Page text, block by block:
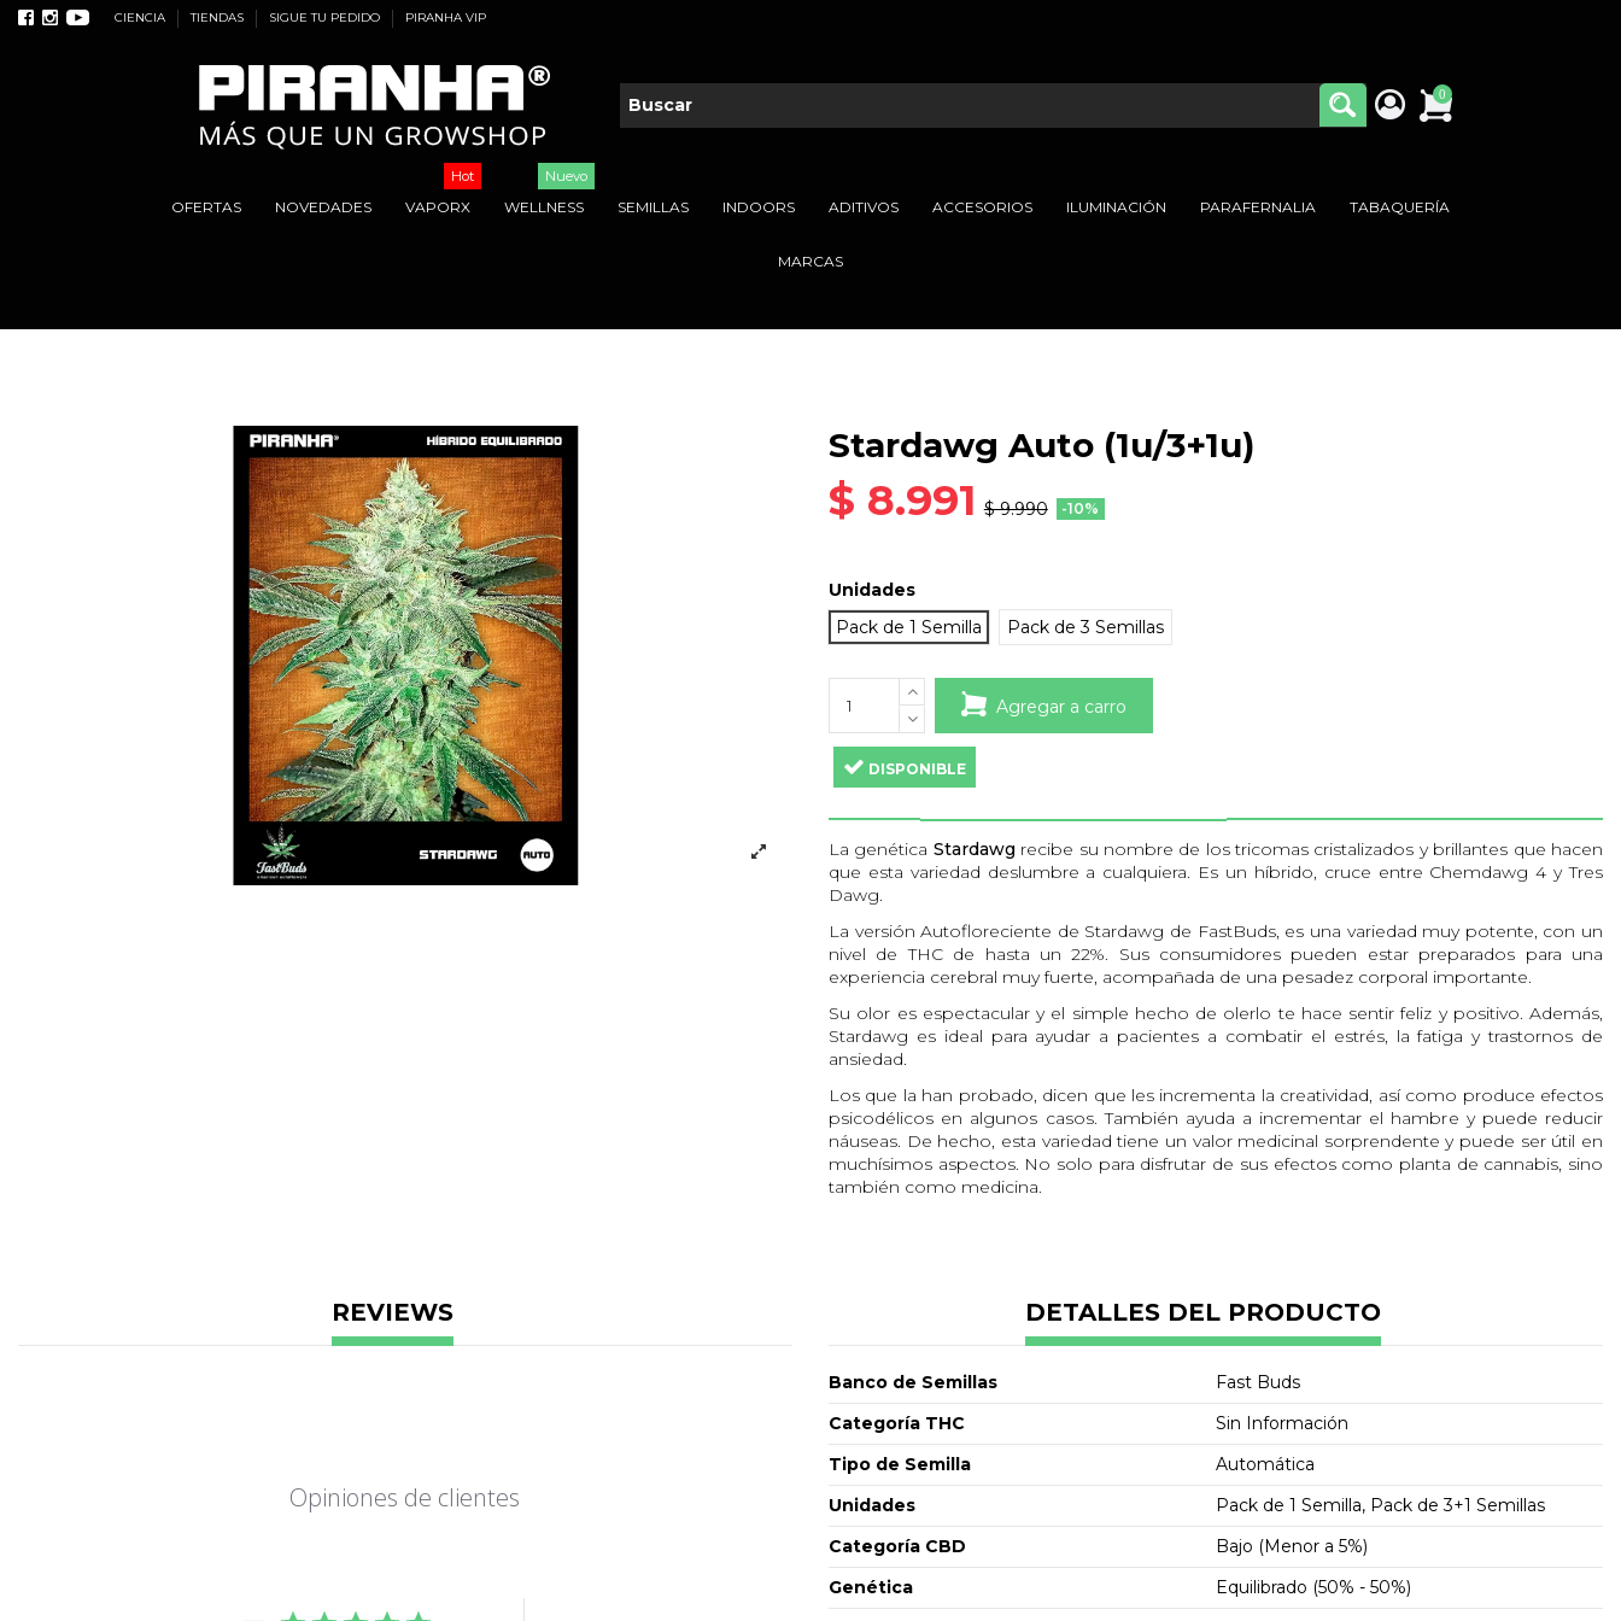
CIENCIA TIENDAS SIGUE TU PEDIDO PIRANHA VIP
0
OFERTAS NOVEDADES VAPORX
Hot
WELLNESS
Nuevo
SEMILLAS INDOORS ADITIVOS ACCESORIOS ILUMINACIÓN PARAFERNALIA TABAQUERÍA
MARCAS
Stardawg Auto (1u/3+1u)
$ 8.991 $ 9.990 -10%
Unidades
Pack de 1 Semilla
Pack de 3 Semillas
Agregar a carro
DISPONIBLE
La genética Stardawg recibe su nombre de los tricomas cristalizados y brillantes que hacen
que esta variedad deslumbre a cualquiera. Es un híbrido, cruce entre Chemdawg 4 y Tres
Dawg.
La versión Autofloreciente de Stardawg de FastBuds, es una variedad muy potente, con un
nivel de THC de hasta un 22%. Sus consumidores pueden estar preparados para una
experiencia cerebral muy fuerte, acompañada de una pesadez corporal importante.
Su olor es espectacular y el simple hecho de olerlo te hace sentir feliz y positivo. Además,
Stardawg es ideal para ayudar a pacientes a combatir el estrés, la fatiga y trastornos de
ansiedad.
Los que la han probado, dicen que les incrementa la creatividad, así como produce efectos
psicodélicos en algunos casos. También ayuda a incrementar el hambre y puede reducir
náuseas. De hecho, esta variedad tiene un valor medicinal sorprendente y puede ser útil en
muchísimos aspectos. No solo para disfrutar de sus efectos como planta de cannabis, sino
también como medicina.
Esta variedad es conocida por mostrar todos sus efectos en los primeros 5 minutos de
haberla consumido. Estos efectos suelen reflejarse en todo tu ser: mente y cuerpo.
tu cuerpo. Incrementa la creatividad, así como produce efectos psicodélicos en algunos
Vas a necesitar unos minutos antes de poder ponerte de pie después de haberla probado,
ya que puede ser que tus piernas estén temblando!!
Crecimiento
Esta variedad no tiene gran misterio a la hora de cultivarla. Es simple, pero te sorprenderá
con su alto crecimiento. A medida que esta planta va creciendo, podrás observar cogollos
de un color verde clarito que parecen estar cubiertos de cristales brillantes y “pelos”
anaranjados.
REVIEWS
Opiniones de clientes
DETALLES DEL PRODUCTO
Banco de Semillas
Fast Buds
Categoría THC
Sin Información
Tipo de Semilla
Automática
Unidades
Pack de 1 Semilla, Pack de 3+1 Semillas
Categoría CBD
Bajo (Menor a 5%)
Genética
Equilibrado (50% - 50%)